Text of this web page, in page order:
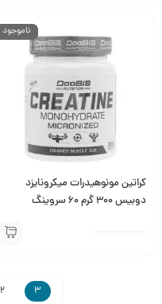
ناموجود
کراتین مونوهیدرات میکرونایزد
دوبیس 300 گرم 60 سروینگ
2 3